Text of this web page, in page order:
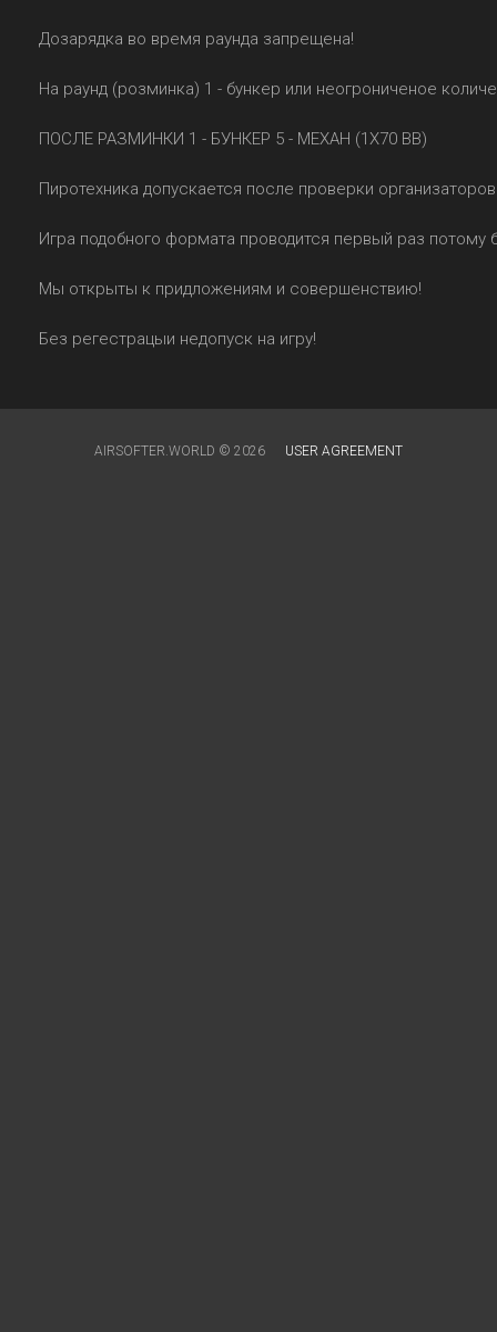
Дозарядка во время раунда запрещена!
На раунд (розминка) 1 - бункер или неогрониченое
ПОСЛЕ РАЗМИНКИ 1 - БУНКЕР 5 - МЕХАН (1Х70 BB)
Пиротехника допускается после проверки
Игра подобного формата проводится первый раз потому
Мы открыты к придложениям и совершенствию!
Без регестрацыи недопуск на игру!
AIRSOFTER.WORLD © 2026 USER AGREEMENT